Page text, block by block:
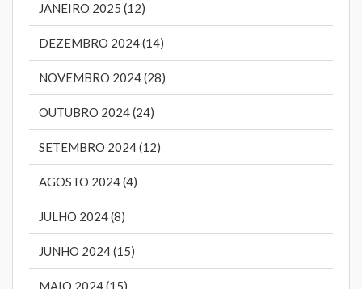
JANEIRO 2025 (12)
DEZEMBRO 2024 (14)
NOVEMBRO 2024 (28)
OUTUBRO 2024 (24)
SETEMBRO 2024 (12)
AGOSTO 2024 (4)
JULHO 2024 (8)
JUNHO 2024 (15)